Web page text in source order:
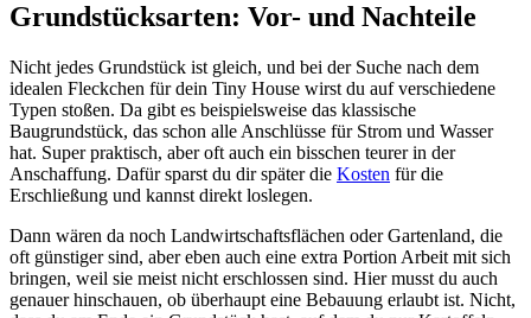
Grundstücksarten: Vor- und Nachteile
Nicht jedes Grundstück ist gleich, und bei der Suche nach dem
idealen Fleckchen für dein Tiny House wirst du auf verschiedene
Typen stoßen. Da gibt es beispielsweise das klassische
Baugrundstück, das schon alle Anschlüsse für Strom und Wasser
hat. Super praktisch, aber oft auch ein bisschen teurer in der
Anschaffung. Dafür sparst du dir später die Kosten für die
Erschließung und kannst direkt loslegen.
Dann wären da noch Landwirtschaftsflächen oder Gartenland, die
oft günstiger sind, aber eben auch eine extra Portion Arbeit mit sich
bringen, weil sie meist nicht erschlossen sind. Hier musst du auch
genauer hinschauen, ob überhaupt eine Bebauung erlaubt ist. Nicht,